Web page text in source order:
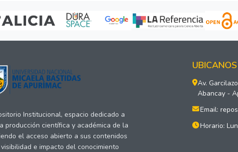
Institucional, espacio dedicado a
producción científica y académica de la
el acceso abierto a sus contenidos
e impacto del conocimiento
UBICANOS
Av.
Abancay -
Email:
Horario: